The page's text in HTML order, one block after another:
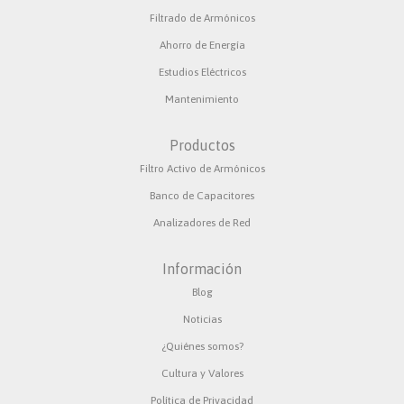
Filtrado de Armónicos
Ahorro de Energía
Estudios Eléctricos
Mantenimiento
Productos
Filtro Activo de Armónicos
Banco de Capacitores
Analizadores de Red
Información
Blog
Noticias
¿Quiénes somos?
Cultura y Valores
Política de Privacidad